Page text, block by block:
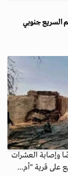
السريع جنوبي
عن مقتل أكثر من 25 شخصًا وإصابة العشرات
على قرية "أم...